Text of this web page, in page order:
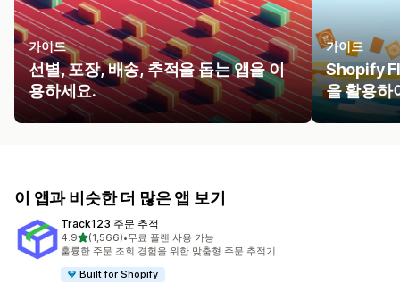
가이드
선별, 포장, 배송, 추적을 돕는 앱을 이
용하세요.
가이드
Shopify
을 활용하
이 앱과 비슷한 더 많은 앱 보기
Track123 주문 추적
4.9별 5개 중
(1,566)
총 리뷰 1566개
•무료 플랜 사용 가능
훌륭한 주문 조회 경험을 위한 맞춤형 주문 추적기
Built for Shopify